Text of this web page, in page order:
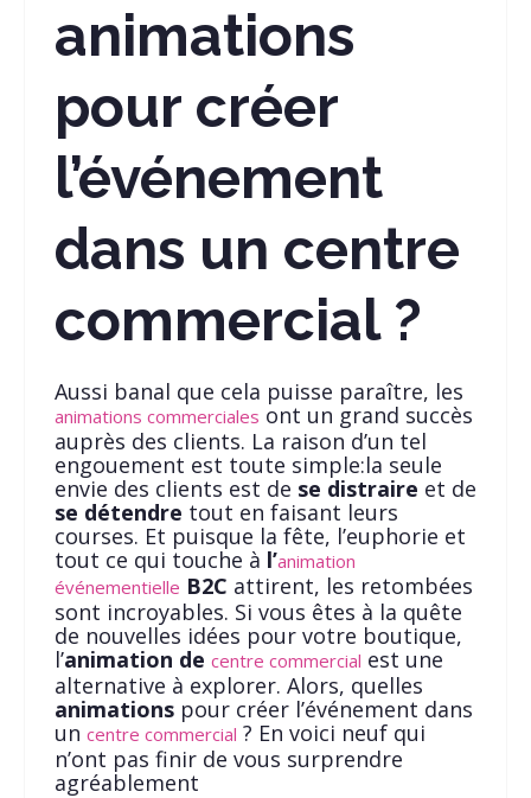
animations
pour créer
l’événement
dans un centre
commercial ?
Aussi banal que cela puisse paraître, les
animations commerciales ont un grand succès
auprès des clients. La raison d’un tel
engouement est toute simple:la seule
envie des clients est de se distraire et de
se détendre tout en faisant leurs
courses. Et puisque la fête, l’euphorie et
tout ce qui touche à l’animation
événementielle B2C attirent, les retombées
sont incroyables. Si vous êtes à la quête
de nouvelles idées pour votre boutique,
l’animation de centre commercial est une
alternative à explorer. Alors, quelles
animations pour créer l’événement dans
un centre commercial ? En voici neuf qui
n’ont pas finir de vous surprendre
agréablement